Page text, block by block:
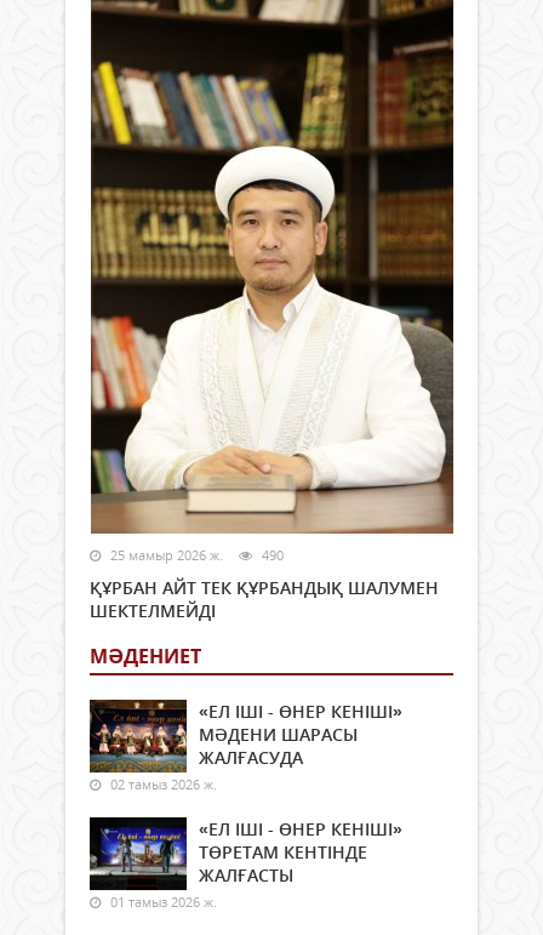
25 мамыр 2026 ж. 490
ҚҰРБАН АЙТ ТЕК ҚҰРБАНДЫҚ ШАЛУМЕН
ШЕКТЕЛМЕЙДІ
МӘДЕНИЕТ
«ЕЛ ІШІ - ӨНЕР КЕНІШІ»
МӘДЕНИ ШАРАСЫ
ЖАЛҒАСУДА
02 тамыз 2026 ж.
«ЕЛ ІШІ - ӨНЕР КЕНІШІ»
ТӨРЕТАМ КЕНТІНДЕ
ЖАЛҒАСТЫ
01 тамыз 2026 ж.